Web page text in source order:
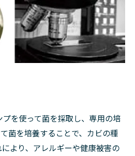
を使って菌を採取し、専用の培
菌を培養することで、カビの種
より、アレルギーや健康被害の